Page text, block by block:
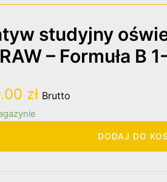
studyjny
– Formuła B
zł Brutto
DODAJ DO